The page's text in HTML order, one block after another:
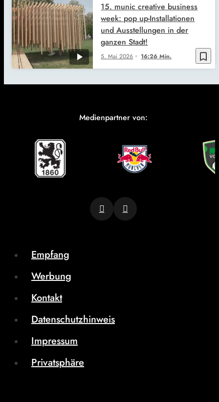
bookmark_border
5. Mai 2026 16:26 Min.
15. munic creative business
week: pop up-Installationen
und Ausstellungen in der
ganzen Stadt!
Medienpartner von:
Empfang
Werbung
Kontakt
Datenschutzhinweis
Impressum
Privatsphäre